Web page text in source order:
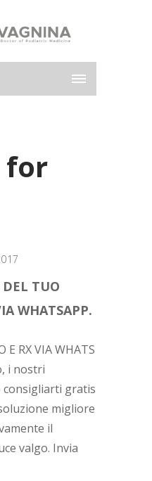
for
TUO
WHATSAPP.
E RX VIA WHATS
i nostri
consigliarti gratis
migliore
il
valgo. Invia